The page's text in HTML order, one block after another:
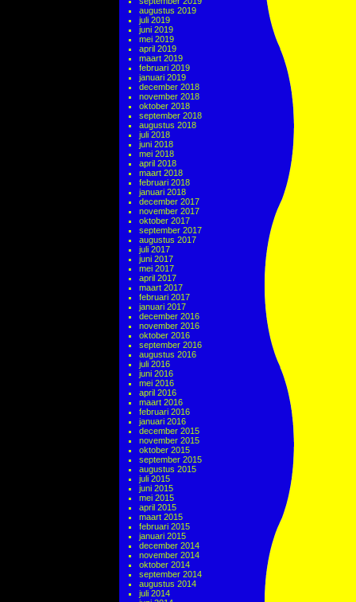
augustus 2019
juli 2019
juni 2019
mei 2019
april 2019
maart 2019
februari 2019
januari 2019
december 2018
november 2018
oktober 2018
september 2018
augustus 2018
juli 2018
juni 2018
mei 2018
april 2018
maart 2018
februari 2018
januari 2018
december 2017
november 2017
oktober 2017
september 2017
augustus 2017
juli 2017
juni 2017
mei 2017
april 2017
maart 2017
februari 2017
januari 2017
december 2016
november 2016
oktober 2016
september 2016
augustus 2016
juli 2016
juni 2016
mei 2016
april 2016
maart 2016
februari 2016
januari 2016
december 2015
november 2015
oktober 2015
september 2015
augustus 2015
juli 2015
juni 2015
mei 2015
april 2015
maart 2015
februari 2015
januari 2015
december 2014
november 2014
oktober 2014
september 2014
augustus 2014
juli 2014